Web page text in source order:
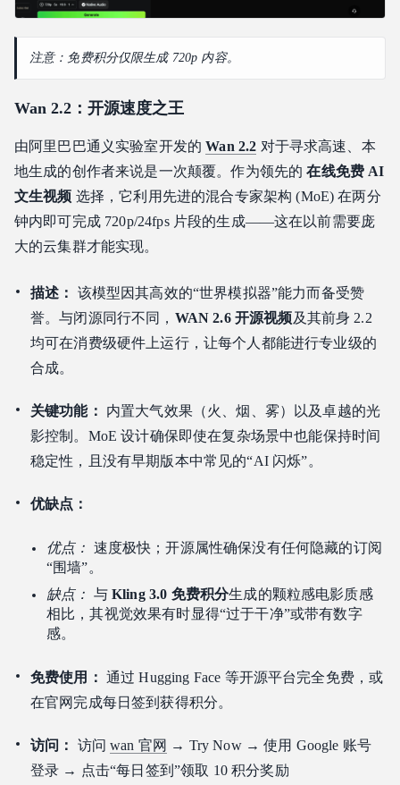
注意：免费积分仅限生成 720p 内容。
Wan 2.2：开源速度之王
由阿里巴巴通义实验室开发的Wan 2.2 对于寻求高速、本
地生成的创作者来说是一次颠覆。作为领先的在线免费 AI
文生视频 选择，它利用先进的混合专家架构 (MoE) 在两分
钟内即可完成 720p/24fps 片段的生成——这在以前需要庞
大的云集群才能实现。
描述：
该模型因其高效的“世界模拟器”能力而备受赞
誉。与闭源同行不同， WAN 2.6 开源视频及其前身 2.2
均可在消费级硬件上运行，让每个人都能进行专业级的
合成。
关键功能：
内置大气效果（火、烟、雾）以及卓越的光
影控制。MoE 设计确保即使在复杂场景中也能保持时间
稳定性，且没有早期版本中常见的“AI 闪烁”。
优缺点：
优点： 速度极快；开源属性确保没有任何隐藏的订阅
“围墙”。
缺点： 与 Kling 3.0 免费积分生成的颗粒感电影质感
相比，其视觉效果有时显得“过于干净”或带有数字
感。
免费使用： 通过 Hugging Face 等开源平台完全免费，或
在官网完成每日签到获得积分。
访问： 访问wan 官网 → Try Now → 使用 Google 账号
登录 → 点击“每日签到”领取 10 积分奖励